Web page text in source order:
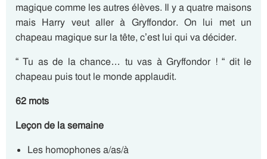
magique comme les autres élèves. Il y a quatre maisons
mais Harry veut aller à Gryffondor. On lui met un
chapeau magique sur la tête, c’est lui qui va décider.
“ Tu as de la chance… tu vas à Gryffondor ! “ dit le
chapeau puis tout le monde applaudit.
62 mots
Leçon de la semaine
Les homophones a/as/à